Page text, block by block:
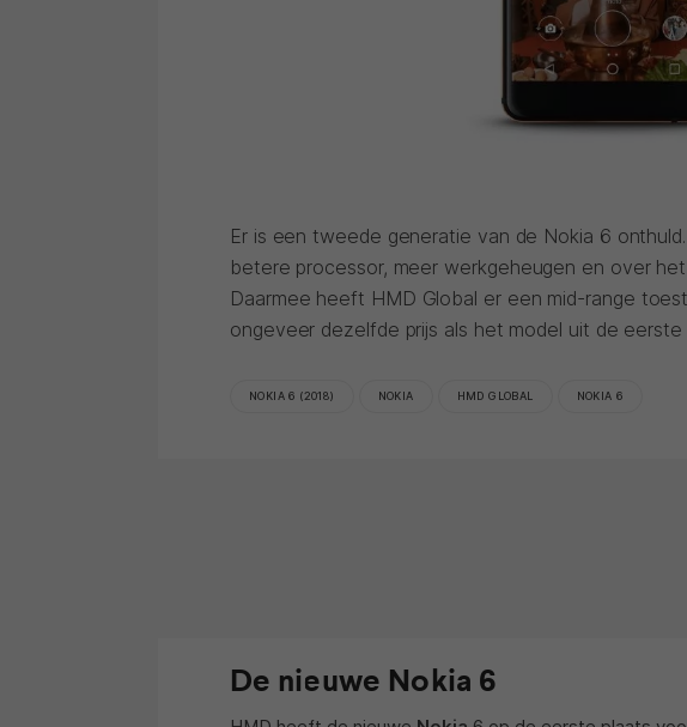
Er is een tweede generatie van de Nokia 6
betere processor, meer werkgeheugen en over
Daarmee heeft HMD Global er een mid-range
ongeveer dezelfde prijs als het model uit de eerste
NOKIA 6 (2018) NOKIA HMD GLOBAL NOKIA 6
De nieuwe Nokia 6